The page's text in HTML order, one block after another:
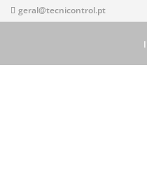
geral@tecnicontrol.pt